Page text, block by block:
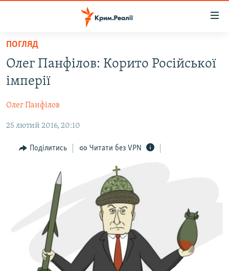
Перейти
основного
матеріалу
Перейти
до
навігації
Перейти
ВІДЕО ТА ФОТО
ПОЛІТИКА
БЛОГИ
ПОГЛЯД
ВСЕ ЗА ДЕНЬ
СПЕЦПРОЕКТИ
ДЕПОРТАЦІЯ
ВІДЕОУРОКИ «ELIFBE»
СВІДЧЕННЯ ОКУПАЦІЇ
ЯК ОБІЙТИ БЛОКУВАННЯ
Qırımtatar
ПОГЛЯД
Олег Панфілов: Корито Російської
імперії
Олег Панфілов
25 лютий 2016, 20:10
Поділитись Читати без VPN